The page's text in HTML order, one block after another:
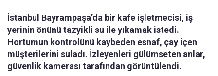
İstanbul Bayrampaşa’da bir kafe işletmecisi, iş
yerinin önünü tazyikli su ile yıkamak istedi.
Hortumun kontrolünü kaybeden esnaf, çay içen
müşterilerini suladı. İzleyenleri gülümseten anlar,
güvenlik kamerası tarafından görüntülendi.